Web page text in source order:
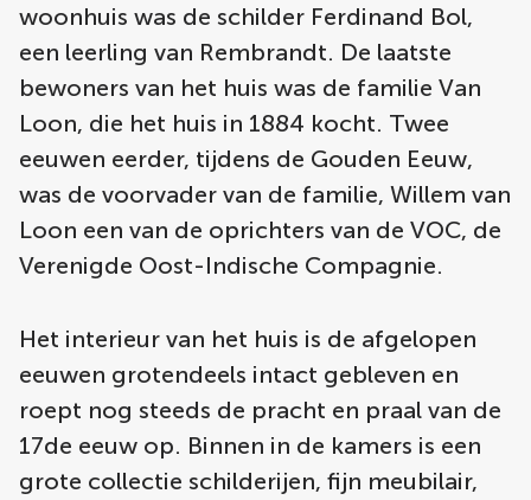
woonhuis was de schilder Ferdinand Bol,
een leerling van Rembrandt. De laatste
bewoners van het huis was de familie Van
Loon, die het huis in 1884 kocht. Twee
eeuwen eerder, tijdens de Gouden Eeuw,
was de voorvader van de familie, Willem van
Loon een van de oprichters van de VOC, de
Verenigde Oost-Indische Compagnie.
Het interieur van het huis is de afgelopen
eeuwen grotendeels intact gebleven en
roept nog steeds de pracht en praal van de
17de eeuw op. Binnen in de kamers is een
grote collectie schilderijen, fijn meubilair,